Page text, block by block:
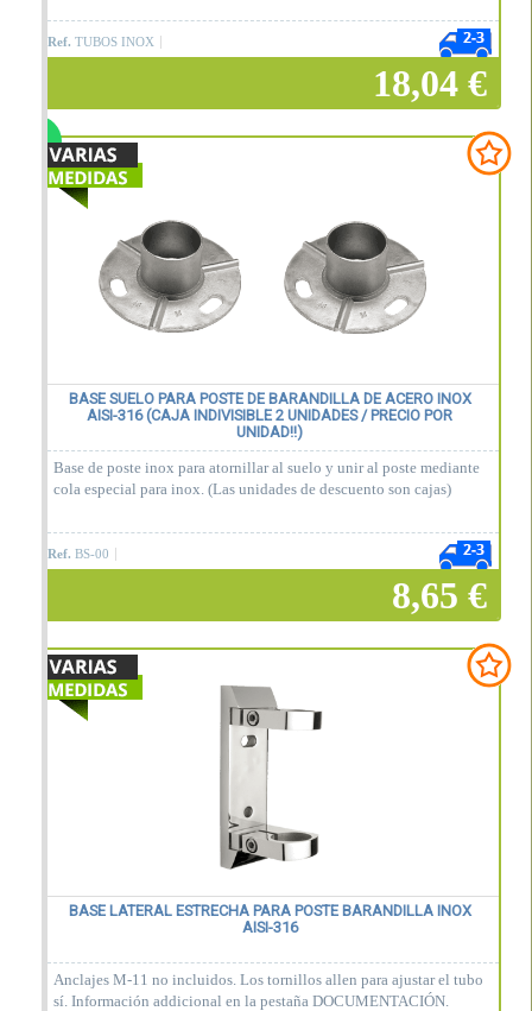
Ref. TUBOS INOX
18,04 €
BASE SUELO PARA POSTE DE BARANDILLA DE ACERO INOX
AISI-316 (CAJA INDIVISIBLE 2 UNIDADES / PRECIO POR
UNIDAD!!)
Base de poste inox para atornillar al suelo y unir al poste mediante
cola especial para inox. (Las unidades de descuento son cajas)
Ref. BS-00
8,65 €
Añadir a la cesta
BASE LATERAL ESTRECHA PARA POSTE BARANDILLA INOX
AISI-316
Anclajes M-11 no incluidos. Los tornillos allen para ajustar el tubo
sí. Información addicional en la pestaña DOCUMENTACIÓN.